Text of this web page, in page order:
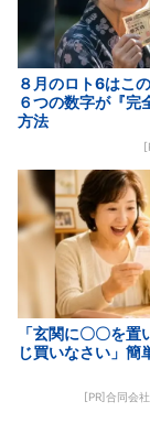
８月のロト6はこ
６つの数字が『完
方法
「玄関に〇〇を置
じ買いなさい」簡
[PR]合同会